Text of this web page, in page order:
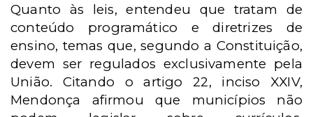
Quanto às leis, entendeu que tratam de
conteúdo programático e diretrizes de
ensino, temas que, segundo a Constituição,
devem ser regulados exclusivamente pela
União. Citando o artigo 22, inciso XXIV,
Mendonça afirmou que municípios não